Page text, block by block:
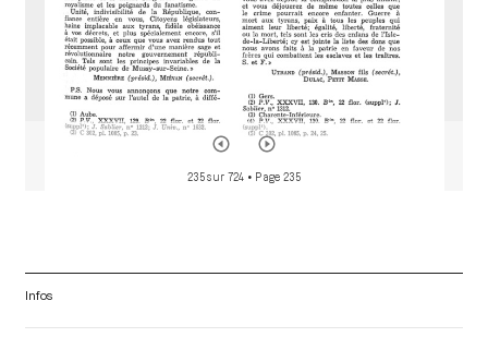
235 sur 724 • Page 235
Infos